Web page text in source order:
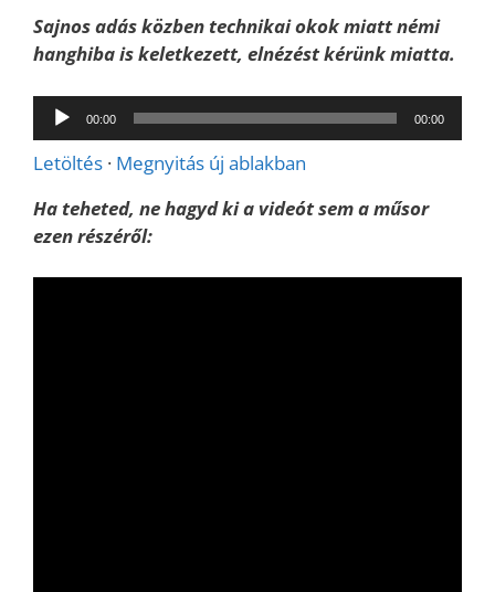
Sajnos adás közben technikai okok miatt némi
hanghiba is keletkezett, elnézést kérünk miatta.
Audió
lejátszó
00:00 00:00
Letöltés · Megnyitás új ablakban
Ha teheted, ne hagyd ki a videót sem a műsor
ezen részéről: